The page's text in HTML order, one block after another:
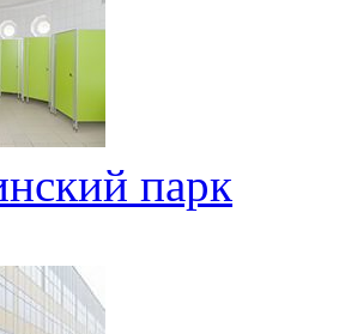
парк